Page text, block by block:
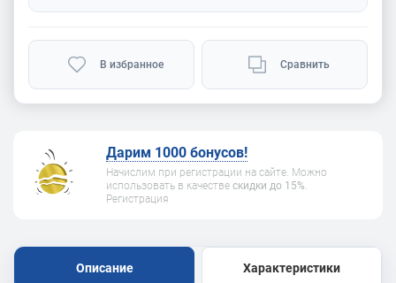
В избранное Сравнить
Дарим 1000 бонусов!
Начислим при регистрации на сайте. Можно
использовать в качестве скидки до 15%.
Регистрация
Описание Характеристики